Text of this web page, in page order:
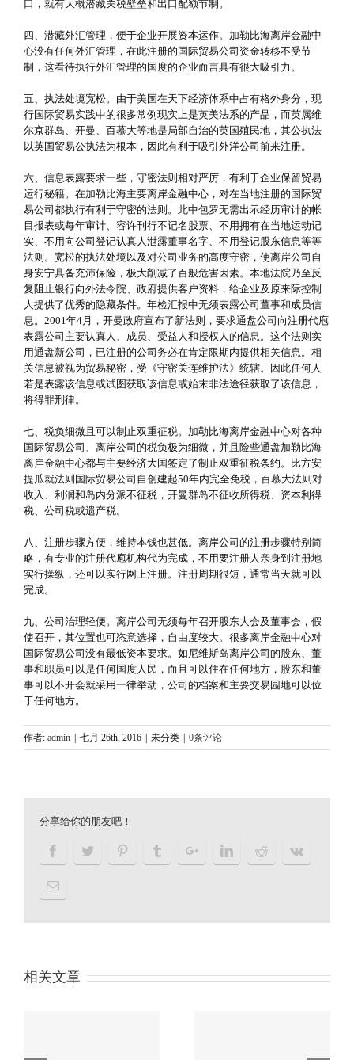
口，就有大概潜藏关税壁垒和出口配额节制。
四、潜藏外汇管理，便于企业开展资本运作。加勒比海离岸金融中
心没有任何外汇管理，在此注册的国际贸易公司资金转移不受节
制，这看待执行外汇管理的国度的企业而言具有很大吸引力。
五、执法处境宽松。由于美国在天下经济体系中占有格外身分，现
行国际贸易实践中的很多常例现实上是英美法系的产品，而英属维
尔京群岛、开曼、百慕大等地是局部自治的英国殖民地，其公执法
以英国贸易公执法为根本，因此有利于吸引外洋公司前来注册。
六、信息表露要求一些，守密法则相对严厉，有利于企业保留贸易
运行秘籍。在加勒比海主要离岸金融中心，对在当地注册的国际贸
易公司都执行有利于守密的法则。此中包罗无需出示经历审计的帐
目报表或每年审计、容许刊行不记名股票、不用拥有在当地运动记
实、不用向公司登记认真人泄露董事名字、不用登记股东信息等等
法则。宽松的执法处境以及对公司业务的高度守密，使离岸公司自
身安宁具备充沛保险，极大削减了百般危害因素。本地法院乃至反
复阻止银行向外法令院、政府提供客户资料，给企业及原来际控制
人提供了优秀的隐藏条件。年检汇报中无须表露公司董事和成员信
息。2001年4月，开曼政府宣布了新法则，要求通盘公司向注册代庖
表露公司主要认真人、成员、受益人和授权人的信息。这个法则实
用通盘新公司，已注册的公司务必在肯定限期内提供相关信息。相
关信息被视为贸易秘密，受《守密关连维护法》统辖。因此任何人
若是表露该信息或试图获取该信息或始末非法途径获取了该信息，
将得罪刑律。
七、税负细微且可以制止双重征税。加勒比海离岸金融中心对各种
国际贸易公司、离岸公司的税负极为细微，并且险些通盘加勒比海
离岸金融中心都与主要经济大国签定了制止双重征税条约。比方安
提瓜就法则国际贸易公司自创建起50年内完全免税，百慕大法则对
收入、利润和岛内分派不征税，开曼群岛不征收所得税、资本利得
税、公司税或遗产税。
八、注册步骤方便，维持本钱也甚低。离岸公司的注册步骤特别简
略，有专业的注册代庖机构代为完成，不用要注册人亲身到注册地
实行操纵，还可以实行网上注册。注册周期很短，通常当天就可以
完成。
九、公司治理轻便。离岸公司无须每年召开股东大会及董事会，假
使召开，其位置也可恣意选择，自由度较大。很多离岸金融中心对
国际贸易公司没有最低资本要求。如尼维斯岛离岸公司的股东、董
事和职员可以是任何国度人民，而且可以住在任何地方，股东和董
事可以不开会就采用一律举动，公司的档案和主要交易园地可以位
于任何地方。
作者: admin 七月 26th, 2016 未分类 0条评论
分享给你的朋友吧！
相关文章